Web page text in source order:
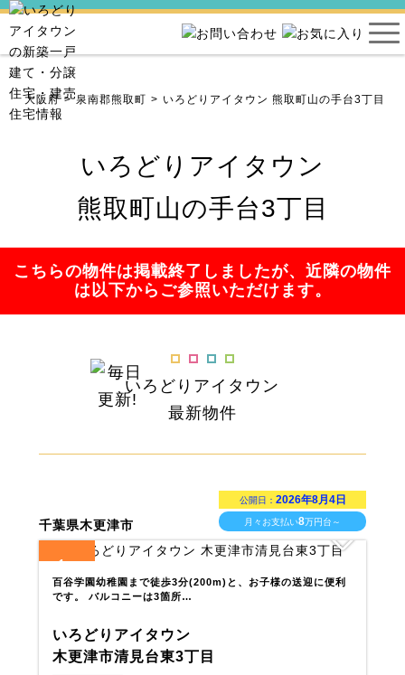
大阪府 泉南郡熊取町 いろどりアイタウン 熊取町山の手台3丁目
いろどりアイタウン
熊取町山の手台3丁目
こちらの物件は掲載終了しましたが、近隣の物件
は以下からご参照いただけます。
いろどりアイタウン
最新物件
千葉県木更津市
公開日： 2026年8月4日
月々お支払い8万円台～
1
百谷学園幼稚園まで徒歩3分(200m)と、お子様の送迎に便利
です。 バルコニーは3箇所…
いろどりアイタウン
木更津市清見台東3丁目